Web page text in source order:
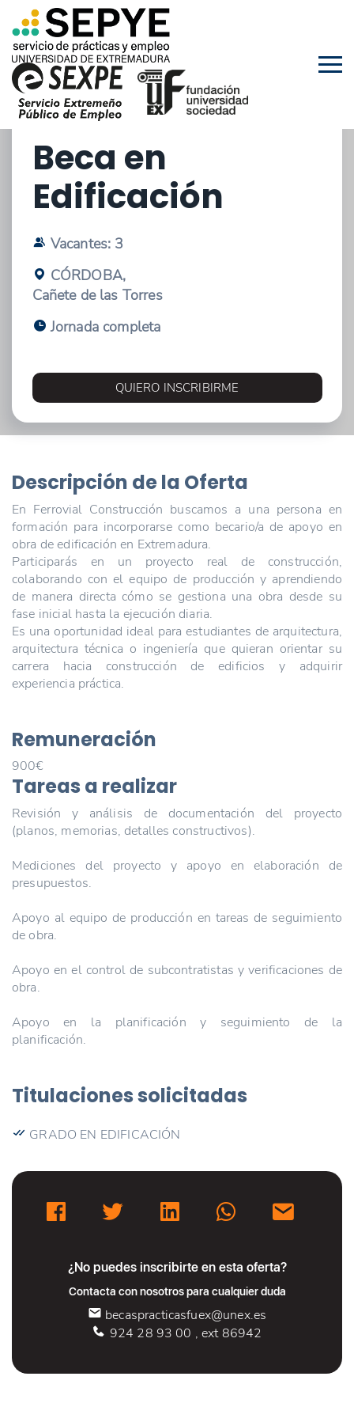
20/02/2026 - OFERTA DE PRÁCTICAS
EXTRACURRICULARES
Beca en
Edificación
Vacantes: 3
CÓRDOBA,
Cañete de las Torres
Jornada completa
QUIERO INSCRIBIRME
Descripción de la Oferta
En Ferrovial Construcción buscamos a una persona en
formación para incorporarse como becario/a de apoyo en
obra de edificación en Extremadura.
Participarás en un proyecto real de construcción,
colaborando con el equipo de producción y aprendiendo
de manera directa cómo se gestiona una obra desde su
fase inicial hasta la ejecución diaria.
Es una oportunidad ideal para estudiantes de arquitectura,
arquitectura técnica o ingeniería que quieran orientar su
carrera hacia construcción de edificios y adquirir
experiencia práctica.
Remuneración
900€
Tareas a realizar
Revisión y análisis de documentación del proyecto
(planos, memorias, detalles constructivos).
Mediciones del proyecto y apoyo en elaboración de
presupuestos.
Apoyo al equipo de producción en tareas de seguimiento
de obra.
Apoyo en el control de subcontratistas y verificaciones de
obra.
Apoyo en la planificación y seguimiento de la
planificación.
Titulaciones solicitadas
GRADO EN EDIFICACIÓN
¿No puedes inscribirte en esta oferta?
Contacta con nosotros para cualquier duda
becaspracticasfuex@unex.es
924 28 93 00 , ext 86942